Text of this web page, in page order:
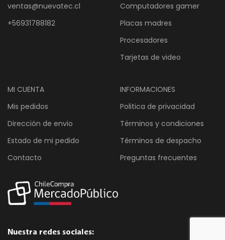
ventas@nuevatec.cl
+56931788182
Computadores gamer
Placas madres
Procesadores
Tarjetas de video
MI CUENTA
Mis pedidos
Dirección de envio
Estado de mi pedido
Contacto
INFORMACIONES
Politica de privacidad
Términos y condiciones
Términos de despacho
Preguntas frecuentes
Nuestra redes sociales: